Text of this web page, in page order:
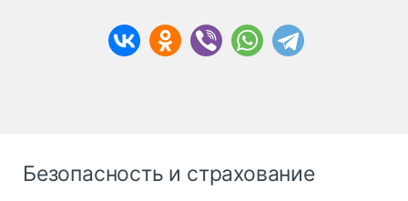
Безопасность и страхование